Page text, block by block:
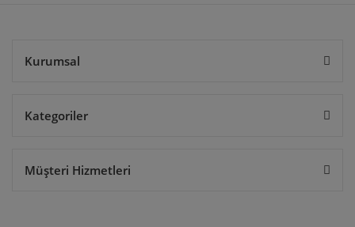
Kurumsal
Kategoriler
Müşteri Hizmetleri